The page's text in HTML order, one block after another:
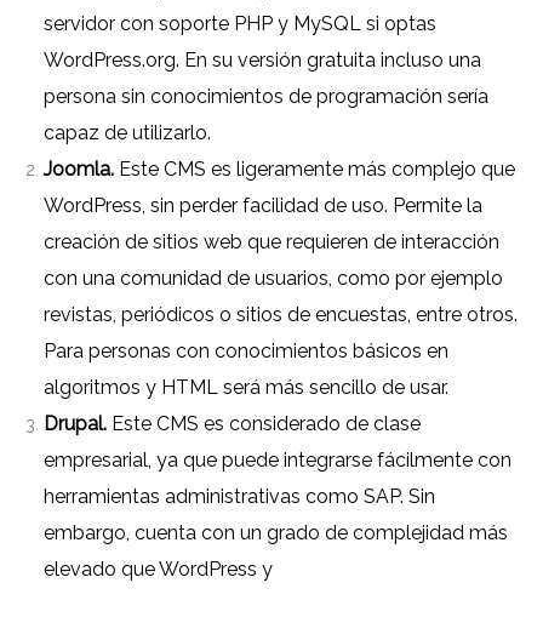
servidor con soporte PHP y MySQL si optas
WordPress.org. En su versión gratuita incluso una
persona sin conocimientos de programación sería
capaz de utilizarlo.
Joomla. Este CMS es ligeramente más complejo que
WordPress, sin perder facilidad de uso. Permite la
creación de sitios web que requieren de interacción
con una comunidad de usuarios, como por ejemplo
revistas, periódicos o sitios de encuestas, entre otros.
Para personas con conocimientos básicos en
algoritmos y HTML será más sencillo de usar.
Drupal. Este CMS es considerado de clase
empresarial, ya que puede integrarse fácilmente con
herramientas administrativas como SAP. Sin
embargo, cuenta con un grado de complejidad más
elevado que WordPress y